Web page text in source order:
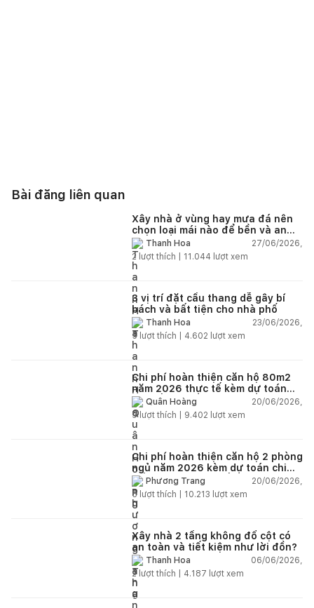
Bài đăng liên quan
Xây nhà ở vùng hay mưa đá nên
chọn loại mái nào để bền và an
toàn?Thanh Hoa
27/06/2026,
2 lượt thích | 11.044 lượt xem
3 vị trí đặt cầu thang dễ gây bí
bách và bất tiện cho nhà phố
Thanh Hoa
23/06/2026,
5 lượt thích | 4.602 lượt xem
Chi phí hoàn thiện căn hộ 80m2
năm 2026 thực tế kèm dự toán
chi tiết từng hạng mục
Quân Hoàng
20/06/2026,
9lượt thích | 9.402 lượt xem
Chi phí hoàn thiện căn hộ 2 phòng
ngủ năm 2026 kèm dự toán chi
tiết và ví dụ thực tế
Phương Trang
20/06/2026,
5 lượt thích | 10.213 lượt xem
Xây nhà 2 tầng không đổ cột có
an toàn và tiết kiệm như lời đồn?
Thanh Hoa
06/06/2026,
2lượt thích | 4.187 lượt xem